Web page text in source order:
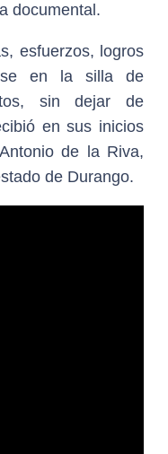
documental.
esfuerzos, logros
en la silla de
sin dejar de
en sus inicios
de la Riva,
de Durango.